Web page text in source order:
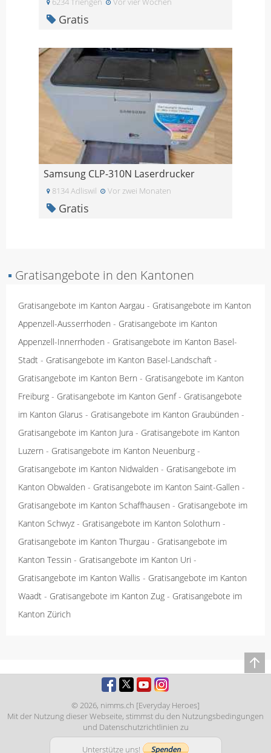
Gratis
Samsung CLP-310N Laserdrucker
8134 Adliswil Vor zwei Monaten
Gratis
▪ Gratisangebote in den Kantonen
Gratisangebote im Kanton Aargau - Gratisangebote im Kanton
Appenzell-Ausserrhoden - Gratisangebote im Kanton
Appenzell-Innerrhoden - Gratisangebote im Kanton Basel-
Stadt - Gratisangebote im Kanton Basel-Landschaft -
Gratisangebote im Kanton Bern - Gratisangebote im Kanton
Freiburg - Gratisangebote im Kanton Genf- Gratisangebote
im Kanton Glarus - Gratisangebote im Kanton Graubünden -
Gratisangebote im Kanton Jura - Gratisangebote im Kanton
Luzern - Gratisangebote im Kanton Neuenburg -
Gratisangebote im Kanton Nidwalden - Gratisangebote im
Kanton Obwalden - Gratisangebote im Kanton Saint-Gallen -
Gratisangebote im Kanton Schaffhausen - Gratisangebote im
Kanton Schwyz - Gratisangebote im Kanton Solothurn -
Gratisangebote im Kanton Thurgau - Gratisangebote im
Kanton Tessin - Gratisangebote im Kanton Uri -
Gratisangebote im Kanton Wallis - Gratisangebote im Kanton
Waadt - Gratisangebote im Kanton Zug - Gratisangebote im
Kanton Zürich
© 2026, nimms.ch [Everyday Heroes]
Mit der Nutzung dieser Webseite, stimmst du den Nutzungsbedingungen
und Datenschutzrichtlinien zu
Unterstütze uns!